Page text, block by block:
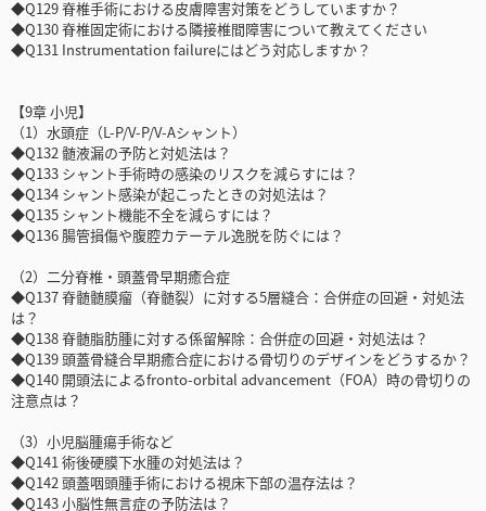
◆Q129 脊椎手術における皮膚障害対策をどうしていますか？
◆Q130 脊椎固定術における隣接椎間障害について教えてください
◆Q131 Instrumentation failureにはどう対応しますか？
【9章 小児】
（1）水頭症（L-P/V-P/V-Aシャント）
◆Q132 髄液漏の予防と対処法は？
◆Q133 シャント手術時の感染のリスクを減らすには？
◆Q134 シャント感染が起こったときの対処法は？
◆Q135 シャント機能不全を減らすには？
◆Q136 腸管損傷や腹腔カテーテル逸脱を防ぐには？
（2）二分脊椎・頭蓋骨早期癒合症
◆Q137 脊髄髄膜瘤（脊髄裂）に対する5層縫合：合併症の回避・対処法
は？
◆Q138 脊髄脂肪腫に対する係留解除：合併症の回避・対処法は？
◆Q139 頭蓋骨縫合早期癒合症における骨切りのデザインをどうするか？
◆Q140 開頭法によるfronto-orbital advancement（FOA）時の骨切りの
注意点は？
（3）小児脳腫瘍手術など
◆Q141 術後硬膜下水腫の対処法は？
◆Q142 頭蓋咽頭腫手術における視床下部の温存法は？
◆Q143 小脳性無言症の予防法は？